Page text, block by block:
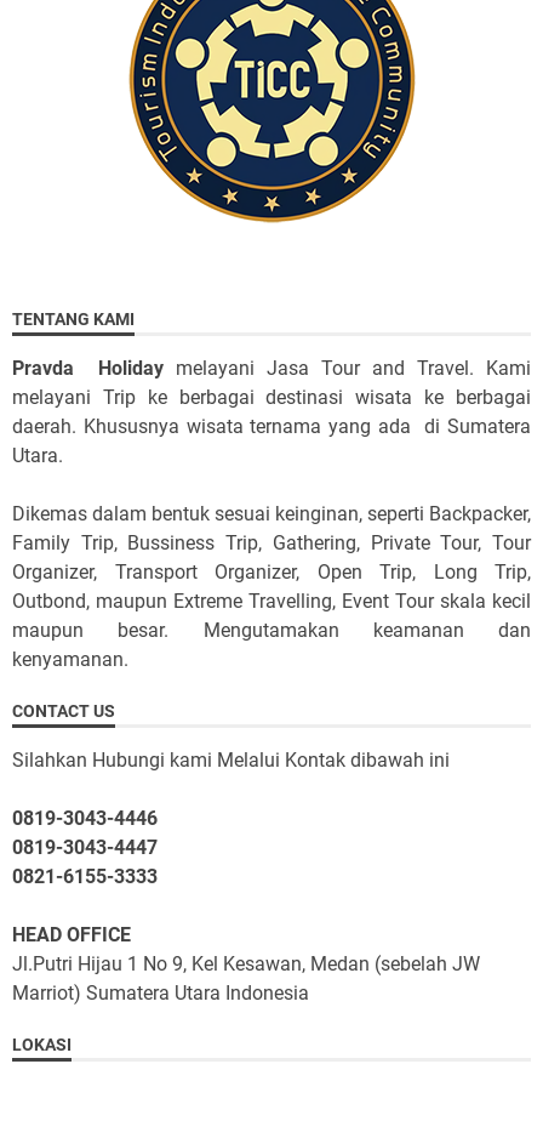
TENTANG KAMI
Pravda Holiday melayani Jasa Tour and Travel. Kami
melayani Trip ke berbagai destinasi wisata ke berbagai
daerah. Khususnya wisata ternama yang ada di Sumatera
Utara.
Dikemas dalam bentuk sesuai keinginan, seperti Backpacker,
Family Trip, Bussiness Trip, Gathering, Private Tour, Tour
Organizer, Transport Organizer, Open Trip, Long Trip,
Outbond, maupun Extreme Travelling, Event Tour skala kecil
maupun besar. Mengutamakan keamanan dan
kenyamanan.
CONTACT US
Silahkan Hubungi kami Melalui Kontak dibawah ini
0819-3043-4446
0819-3043-4447
0821-6155-3333
HEAD OFFICE
Jl.Putri Hijau 1 No 9, Kel Kesawan, Medan (sebelah JW
Marriot) Sumatera Utara Indonesia
LOKASI